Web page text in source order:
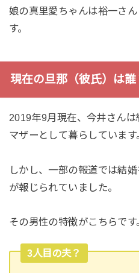
娘の真里愛ちゃんは裕一さ
す。
現在の旦那（彼氏）は
2019年9月現在、今井さん
マザーとして暮らしています
しかし、一部の報道では結
が報じられていました。
その男性の特徴がこちらです
3人目の夫？